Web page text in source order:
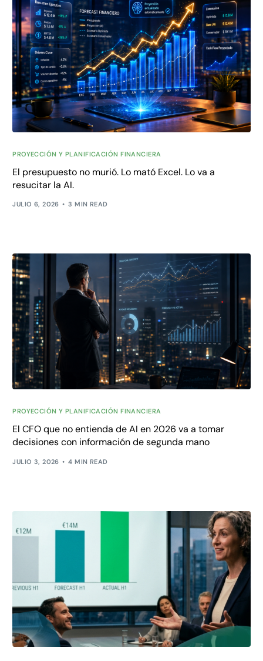
PROYECCIÓN Y PLANIFICACIÓN FINANCIERA
El presupuesto no murió. Lo mató Excel. Lo va a
resucitar la AI.
JULIO 6, 2026 3 MIN READ
PROYECCIÓN Y PLANIFICACIÓN FINANCIERA
El CFO que no entienda de AI en 2026 va a tomar
decisiones con información de segunda mano
JULIO 3, 2026 4 MIN READ